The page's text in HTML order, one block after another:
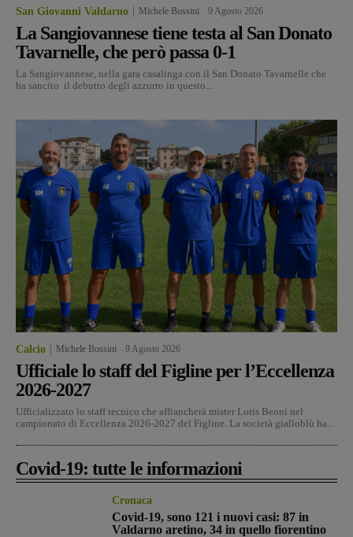
San Giovanni Valdarno Michele Bossini 9 Agosto 2026
La Sangiovannese tiene testa al San Donato
Tavarnelle, che però passa 0-1
La Sangiovannese, nella gara casalinga con il San Donato Tavarnelle che
ha sancito il debutto degli azzurro in questo...
Calcio Michele Bossini 9 Agosto 2026
Ufficiale lo staff del Figline per l’Eccellenza
2026-2027
Ufficializzato lo staff tecnico che affiancherà mister Loris Beoni nel
campionato di Eccellenza 2026-2027 del Figline. La società gialloblù ha...
Covid-19: tutte le informazioni
Cronaca
Covid-19, sono 121 i nuovi casi: 87 in
Valdarno aretino, 34 in quello fiorentino